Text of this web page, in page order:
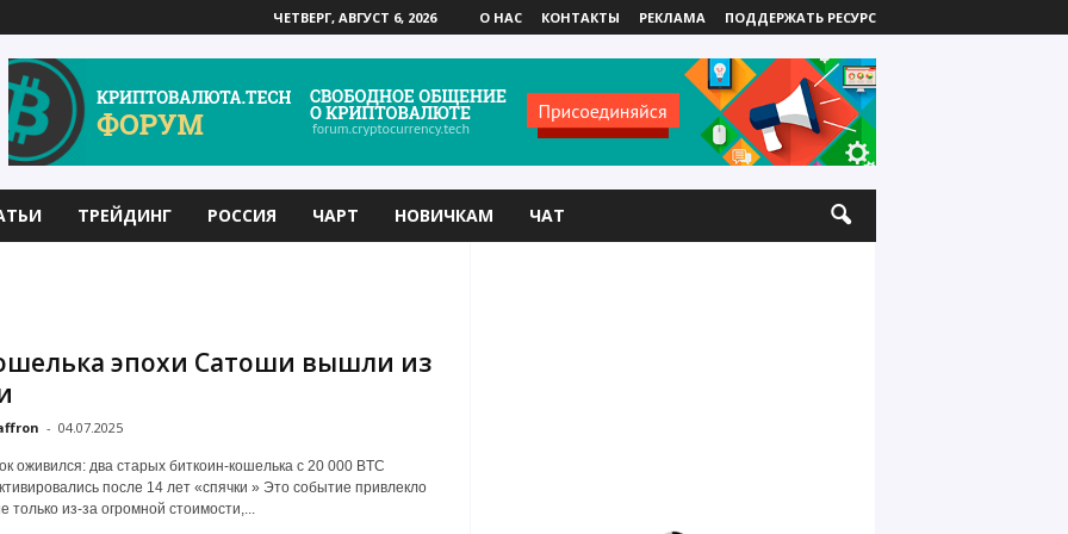
ЧЕТВЕРГ, АВГУСТ 6, 2026 О НАС КОНТАКТЫ РЕКЛАМА ПОДДЕРЖАТЬ РЕСУРС
ТРЕЙДИНГ РОССИЯ ЧАРТ НОВИЧКАМ ЧАТ
эпохи Сатоши вышли из
- 04.07.2025
оживился: два старых биткоин-кошелька с 20 000 BTC
после 14 лет «спячки » Это событие привлекло
только из-за огромной стоимости,...